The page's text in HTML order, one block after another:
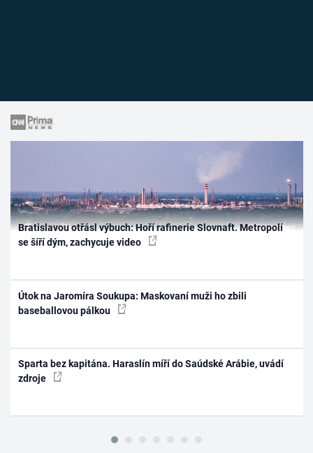
Bratislavou otřásl výbuch: Hoří rafinerie Slovnaft. Metropolí
se šíří dým, zachycuje video
Útok na Jaromíra Soukupa: Maskovaní muži ho zbili
baseballovou pálkou
Sparta bez kapitána. Haraslín míří do Saúdské Arábie, uvádí
zdroje